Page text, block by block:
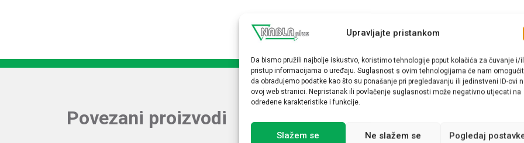
Upravljajte pristankom
Da bismo pružili najbolje iskustvo, koristimo tehnologije poput kolačića za čuvanje i/
pristup informacijama o uređaju. Suglasnost s ovim tehnologijama će nam
da obrađujemo podatke kao što su ponašanje pri pregledavanju ili jedinstveni ID-ovi
ovoj web stranici. Nepristanak ili povlačenje suglasnosti može negativno utjecati na
određene karakteristike i funkcije.
Slažem se Ne slažem se Pogledaj
Povezani proizvodi